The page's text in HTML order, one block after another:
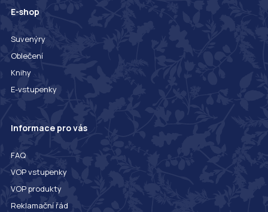
E-shop
Suvenýry
Oblečení
Knihy
E-vstupenky
Informace pro vás
FAQ
VOP vstupenky
VOP produkty
Reklamační řád